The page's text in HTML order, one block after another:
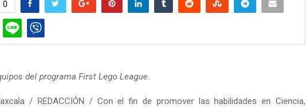
0
del programa First Lego League.
/ REDACCIÓN / Con el fin de promover las habilidades en Ciencia,